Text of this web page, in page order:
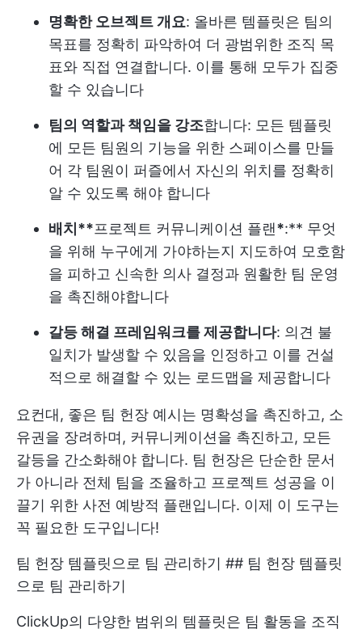
명확한 오브젝트 개요: 올바른 템플릿은 팀의
목표를 정확히 파악하여 더 광범위한 조직 목
표와 직접 연결합니다. 이를 통해 모두가 집중
할 수 있습니다
팀의 역할과 책임을 강조합니다: 모든 템플릿
에 모든 팀원의 기능을 위한 스페이스를 만들
어 각 팀원이 퍼즐에서 자신의 위치를 정확히
알 수 있도록 해야 합니다
배치**프로젝트 커뮤니케이션 플랜*:** 무엇
을 위해 누구에게 가야하는지 지도하여 모호함
을 피하고 신속한 의사 결정과 원활한 팀 운영
을 촉진해야합니다
갈등 해결 프레임워크를 제공합니다: 의견 불
일치가 발생할 수 있음을 인정하고 이를 건설
적으로 해결할 수 있는 로드맵을 제공합니다
요컨대, 좋은 팀 헌장 예시는 명확성을 촉진하고, 소
유권을 장려하며, 커뮤니케이션을 촉진하고, 모든
갈등을 간소화해야 합니다. 팀 헌장은 단순한 문서
가 아니라 전체 팀을 조율하고 프로젝트 성공을 이
끌기 위한 사전 예방적 플랜입니다. 이제 이 도구는
꼭 필요한 도구입니다!
팀 헌장 템플릿으로 팀 관리하기 ## 팀 헌장 템플릿
으로 팀 관리하기
ClickUp의 다양한 범위의 템플릿은 팀 활동을 조직